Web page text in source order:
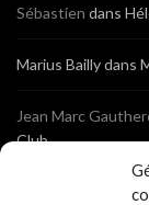
Sébastien dans
Marius Baillydans
Jean Marc
Club
Photos